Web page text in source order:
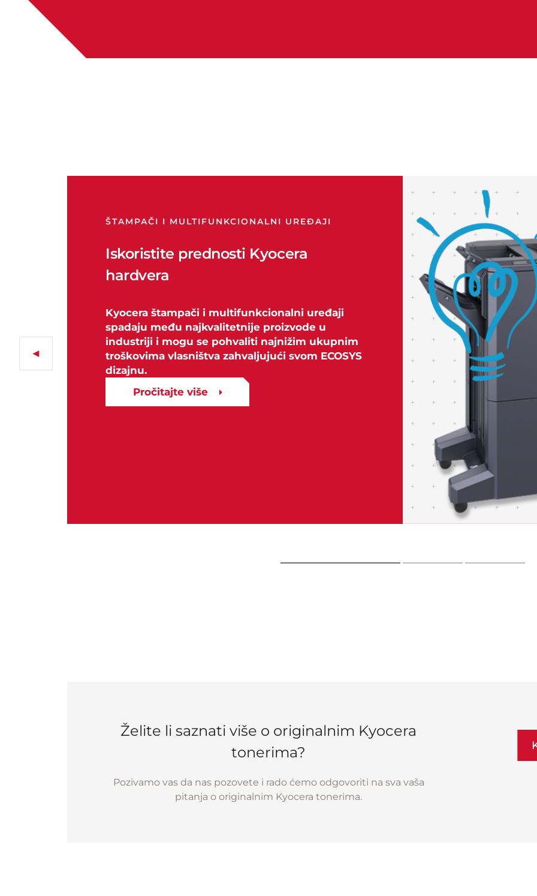
ŠTAMPAČI I MULTIFUNKCIONALNI UREĐAJI
Iskoristite prednosti Kyocera
hardvera
Kyocera štampači i multifunkcionalni uređaji
spadaju među najkvalitetnije proizvode u
industriji i mogu se pohvaliti najnižim ukupnim
troškovima vlasništva zahvaljujući svom ECOSYS
dizajnu.
Pročitajte više
◄
Želite li saznati više o originalnim Kyocera
tonerima?
Pozivamo vas da nas pozovete i rado ćemo odgovoriti na sva vaša
pitanja o originalnim Kyocera tonerima.